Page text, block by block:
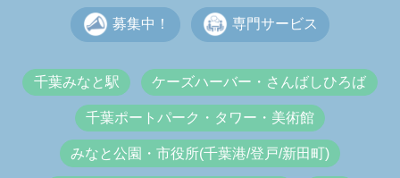
募集中！ 専門サービス
千葉みなと駅 ケーズハーバー・さんばしひろば
千葉ポートパーク・タワー・美術館
みなと公園・市役所(千葉港/登戸/新田町)